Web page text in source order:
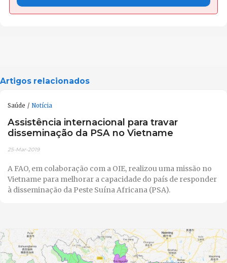
Artigos relacionados
Saúde Notícia
Assistência internacional para travar
disseminação da PSA no Vietname
25-Mar-2019
A FAO, em colaboração com a OIE, realizou uma missão no
Vietname para melhorar a capacidade do país de responder
à disseminação da Peste Suína Africana (PSA).